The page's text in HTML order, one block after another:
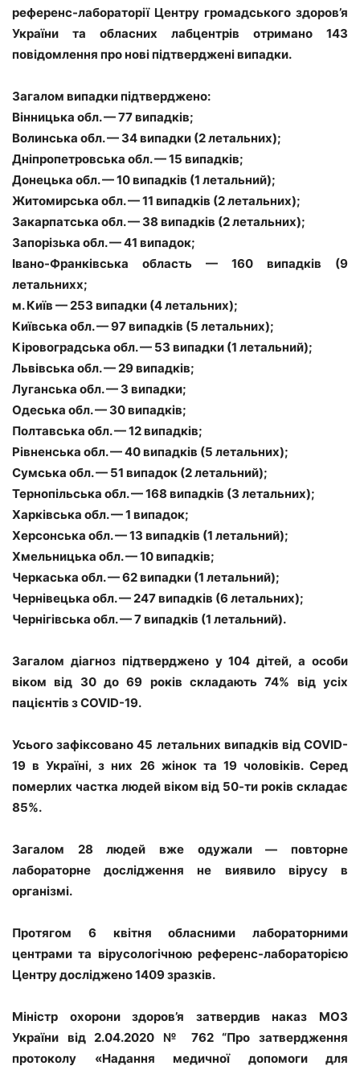
референс-лабораторії Центру громадського здоров’я
України та обласних лабцентрів отримано 143
повідомлення про нові підтверджені випадки.
Загалом випадки підтверджено:
Вінницька обл. — 77 випадків;
Волинська обл. — 34 випадки (2 летальних);
Дніпропетровська обл. — 15 випадків;
Донецька обл. — 10 випадків (1 летальний);
Житомирська обл. — 11 випадків (2 летальних);
Закарпатська обл. — 38 випадків (2 летальних);
Запорізька обл. — 41 випадок;
Івано-Франківська область — 160 випадків (9
летальнихх;
м. Київ — 253 випадки (4 летальних);
Київська обл. — 97 випадків (5 летальних);
Кіровоградська обл. — 53 випадки (1 летальний);
Львівська обл. — 29 випадків;
Луганська обл. — 3 випадки;
Одеська обл. — 30 випадків;
Полтавська обл. — 12 випадків;
Рівненська обл. — 40 випадків (5 летальних);
Сумська обл. — 51 випадок (2 летальний);
Тернопільська обл. — 168 випадків (3 летальних);
Харківська обл. — 1 випадок;
Херсонська обл. — 13 випадків (1 летальний);
Хмельницька обл. — 10 випадків;
Черкаська обл. — 62 випадки (1 летальний);
Чернівецька обл. — 247 випадків (6 летальних);
Чернігівська обл. — 7 випадків (1 летальний).
Загалом діагноз підтверджено у 104 дітей, а особи
віком від 30 до 69 років складають 74% від усіх
пацієнтів з COVID-19.
Усього зафіксовано 45 летальних випадків від COVID-
19 в Україні, з них 26 жінок та 19 чоловіків. Серед
померлих частка людей віком від 50-ти років складає
85%.
Загалом 28 людей вже одужали — повторне
лабораторне дослідження не виявило вірусу в
організмі.
Протягом 6 квітня обласними лабораторними
центрами та вірусологічною референс-лабораторією
Центру досліджено 1409 зразків.
Міністр охорони здоров’я затвердив наказ МОЗ
України від 2.04.2020 № 762 “Про затвердження
протоколу «Надання медичної допомоги для